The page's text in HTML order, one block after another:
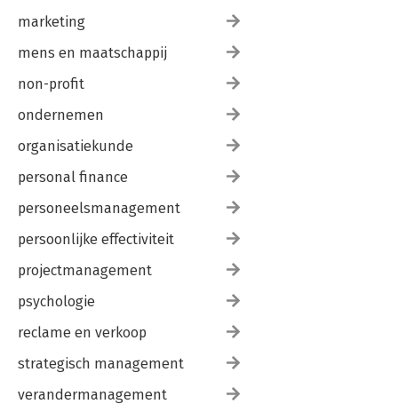
marketing
mens en maatschappij
non-profit
ondernemen
organisatiekunde
personal finance
personeelsmanagement
persoonlijke effectiviteit
projectmanagement
psychologie
reclame en verkoop
strategisch management
verandermanagement